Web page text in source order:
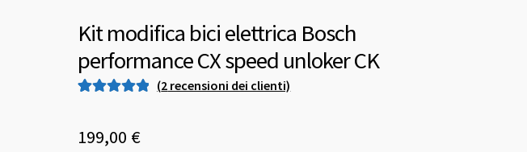
Kit modifica bici elettrica Bosch
performance CX speed unloker CK
direcensioni
(2 recensioni dei clienti)
199,00 €